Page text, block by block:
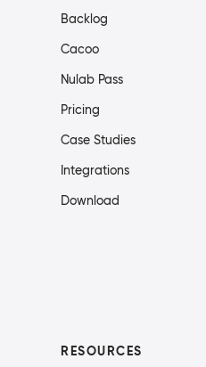
Backlog
Cacoo
Nulab Pass
Pricing
Case Studies
Integrations
Download
RESOURCES